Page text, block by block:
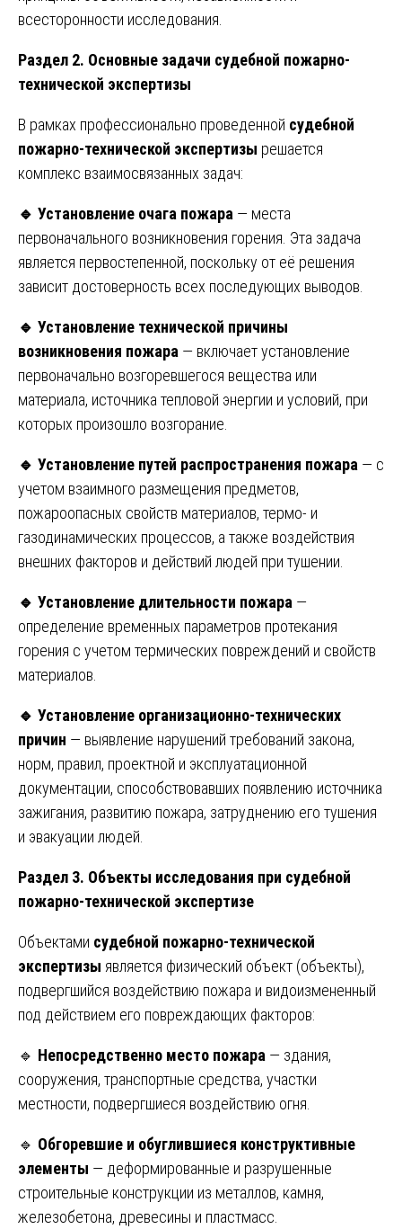
всесторонности исследования.
Раздел 2. Основные задачи судебной пожарно-
технической экспертизы
В рамках профессионально проведенной судебной
пожарно-технической экспертизы решается
комплекс взаимосвязанных задач:
🔹 Установление очага пожара — места
первоначального возникновения горения. Эта задача
является первостепенной, поскольку от её решения
зависит достоверность всех последующих выводов.
🔹 Установление технической причины
возникновения пожара — включает установление
первоначально возгоревшегося вещества или
материала, источника тепловой энергии и условий, при
которых произошло возгорание.
🔹 Установление путей распространения пожара — с
учетом взаимного размещения предметов,
пожароопасных свойств материалов, термо- и
газодинамических процессов, а также воздействия
внешних факторов и действий людей при тушении.
🔹 Установление длительности пожара —
определение временных параметров протекания
горения с учетом термических повреждений и свойств
материалов.
🔹 Установление организационно-технических
причин — выявление нарушений требований закона,
норм, правил, проектной и эксплуатационной
документации, способствовавших появлению источника
зажигания, развитию пожара, затруднению его тушения
и эвакуации людей.
Раздел 3. Объекты исследования при судебной
пожарно-технической экспертизе
Объектами судебной пожарно-технической
экспертизы является физический объект (объекты),
подвергшийся воздействию пожара и видоизмененный
под действием его повреждающих факторов:
🔹 Непосредственно место пожара — здания,
сооружения, транспортные средства, участки
местности, подвергшиеся воздействию огня.
🔹 Обгоревшие и обуглившиеся конструктивные
элементы — деформированные и разрушенные
строительные конструкции из металлов, камня,
железобетона, древесины и пластмасс.